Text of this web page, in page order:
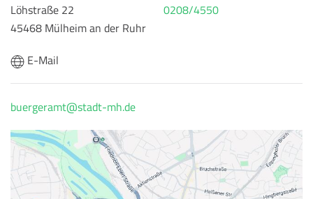
Löhstraße 22
45468 Mülheim an der Ruhr
0208/4550
E-Mail
buergeramt@stadt-mh.de